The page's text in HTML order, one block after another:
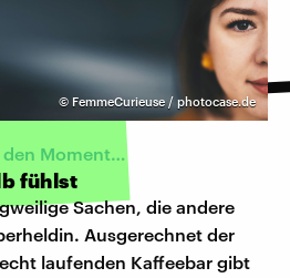
© FemmeCurieuse / photocase.de
den Moment…
fühlst
Sachen, die andere
Ausgerechnet der
laufenden Kaffeebar gibt